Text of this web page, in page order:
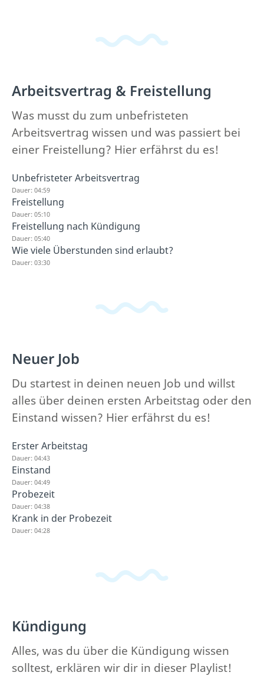
Arbeitsvertrag & Freistellung
Was musst du zum unbefristeten
Arbeitsvertrag wissen und was passiert bei
einer Freistellung? Hier erfährst du es!
Unbefristeter Arbeitsvertrag
Dauer: 04:59
Freistellung
Dauer: 05:10
Freistellung nach Kündigung
Dauer: 05:40
Wie viele Überstunden sind erlaubt?
Dauer: 03:30
Neuer Job
Du startest in deinen neuen Job und willst
alles über deinen ersten Arbeitstag oder den
Einstand wissen? Hier erfährst du es!
Erster Arbeitstag
Dauer: 04:43
Einstand
Dauer: 04:49
Probezeit
Dauer: 04:38
Krank in der Probezeit
Dauer: 04:28
Kündigung
Alles, was du über die Kündigung wissen
solltest, erklären wir dir in dieser Playlist!